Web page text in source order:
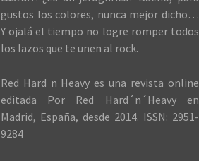
gustos los colores, nunca mejor dicho…
Y ojalá el tiempo no logre romper todos
los lazos que te unen al rock.
Red Hard n Heavy es una revista online
editada Por Red Hard´n´Heavy en
Madrid, España, desde 2014. ISSN: 2951-
9284